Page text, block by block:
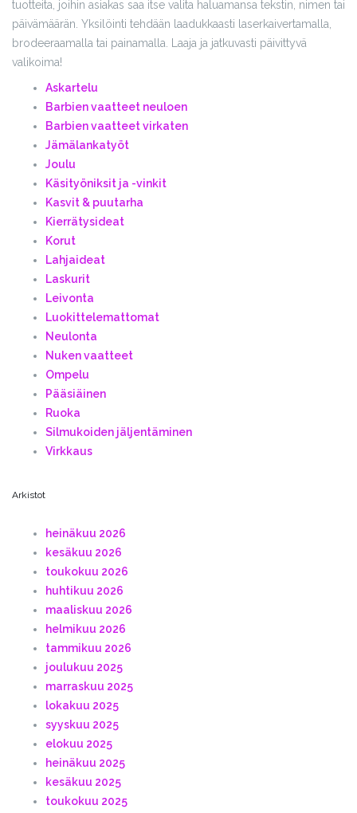
tuotteita, joihin asiakas saa itse valita haluamansa tekstin, nimen tai
päivämäärän. Yksilöinti tehdään laadukkaasti laserkaivertamalla,
brodeeraamalla tai painamalla. Laaja ja jatkuvasti päivittyvä
valikoima!
Askartelu
Barbien vaatteet neuloen
Barbien vaatteet virkaten
Jämälankatyöt
Joulu
Käsityöniksit ja -vinkit
Kasvit & puutarha
Kierrätysideat
Korut
Lahjaideat
Laskurit
Leivonta
Luokittelemattomat
Neulonta
Nuken vaatteet
Ompelu
Pääsiäinen
Ruoka
Silmukoiden jäljentäminen
Virkkaus
Arkistot
heinäkuu 2026
kesäkuu 2026
toukokuu 2026
huhtikuu 2026
maaliskuu 2026
helmikuu 2026
tammikuu 2026
joulukuu 2025
marraskuu 2025
lokakuu 2025
syyskuu 2025
elokuu 2025
heinäkuu 2025
kesäkuu 2025
toukokuu 2025